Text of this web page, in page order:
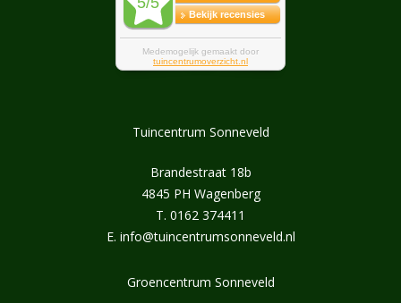
Tuincentrum Sonneveld
Brandestraat 18b
4845 PH Wagenberg
T. 0162 374411
E. info@tuincentrumsonneveld.nl
Groencentrum Sonneveld